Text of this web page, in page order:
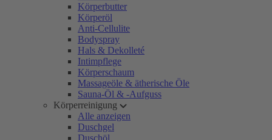
Körperbutter
Körperöl
Anti-Cellulite
Bodyspray
Hals & Dekolleté
Intimpflege
Körperschaum
Massageöle & ätherische Öle
Sauna-Öl & -Aufguss
Körperreinigung
Alle anzeigen
Duschgel
Duschöl